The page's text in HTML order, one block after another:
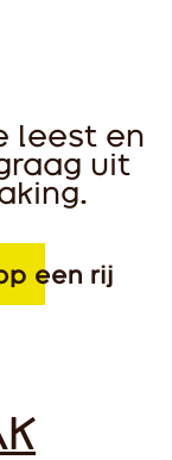
leest en
uit
een rij